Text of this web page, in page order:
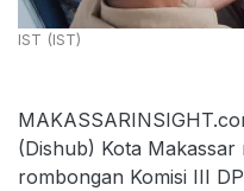
IST (IST)
(Dishub) Kota
rombongan Komisi III